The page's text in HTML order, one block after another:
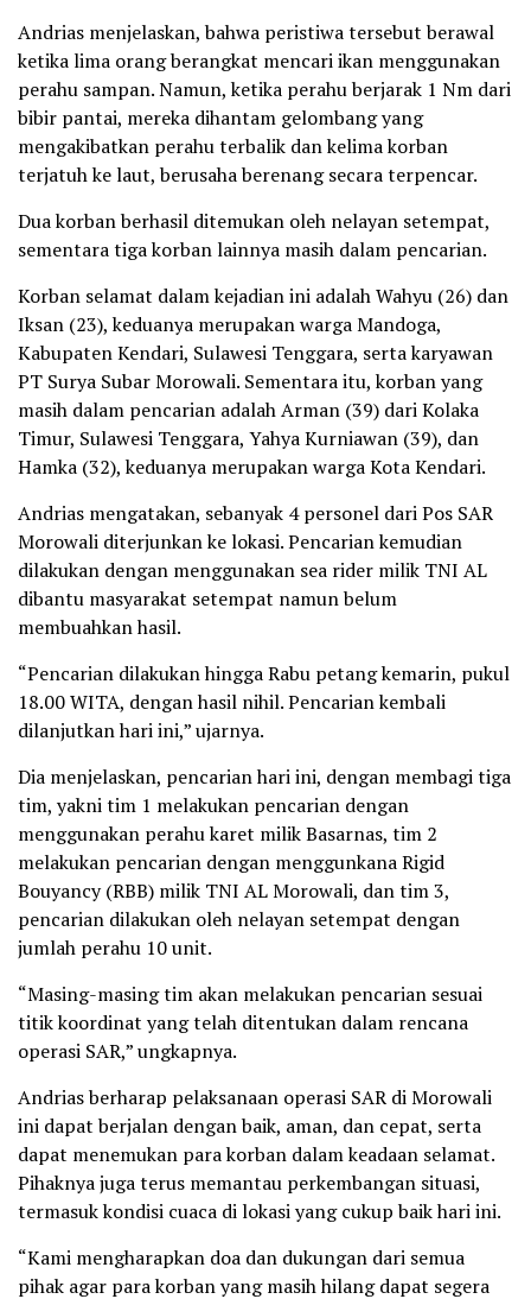
Andrias menjelaskan, bahwa peristiwa tersebut berawal
ketika lima orang berangkat mencari ikan menggunakan
perahu sampan. Namun, ketika perahu berjarak 1 Nm dari
bibir pantai, mereka dihantam gelombang yang
mengakibatkan perahu terbalik dan kelima korban
terjatuh ke laut, berusaha berenang secara terpencar.
Dua korban berhasil ditemukan oleh nelayan setempat,
sementara tiga korban lainnya masih dalam pencarian.
Korban selamat dalam kejadian ini adalah Wahyu (26) dan
Iksan (23), keduanya merupakan warga Mandoga,
Kabupaten Kendari, Sulawesi Tenggara, serta karyawan
PT Surya Subar Morowali. Sementara itu, korban yang
masih dalam pencarian adalah Arman (39) dari Kolaka
Timur, Sulawesi Tenggara, Yahya Kurniawan (39), dan
Hamka (32), keduanya merupakan warga Kota Kendari.
Andrias mengatakan, sebanyak 4 personel dari Pos SAR
Morowali diterjunkan ke lokasi. Pencarian kemudian
dilakukan dengan menggunakan sea rider milik TNI AL
dibantu masyarakat setempat namun belum
membuahkan hasil.
“Pencarian dilakukan hingga Rabu petang kemarin, pukul
18.00 WITA, dengan hasil nihil. Pencarian kembali
dilanjutkan hari ini,” ujarnya.
Dia menjelaskan, pencarian hari ini, dengan membagi tiga
tim, yakni tim 1 melakukan pencarian dengan
menggunakan perahu karet milik Basarnas, tim 2
melakukan pencarian dengan menggunkana Rigid
Bouyancy (RBB) milik TNI AL Morowali, dan tim 3,
pencarian dilakukan oleh nelayan setempat dengan
jumlah perahu 10 unit.
“Masing-masing tim akan melakukan pencarian sesuai
titik koordinat yang telah ditentukan dalam rencana
operasi SAR,” ungkapnya.
Andrias berharap pelaksanaan operasi SAR di Morowali
ini dapat berjalan dengan baik, aman, dan cepat, serta
dapat menemukan para korban dalam keadaan selamat.
Pihaknya juga terus memantau perkembangan situasi,
termasuk kondisi cuaca di lokasi yang cukup baik hari ini.
“Kami mengharapkan doa dan dukungan dari semua
pihak agar para korban yang masih hilang dapat segera